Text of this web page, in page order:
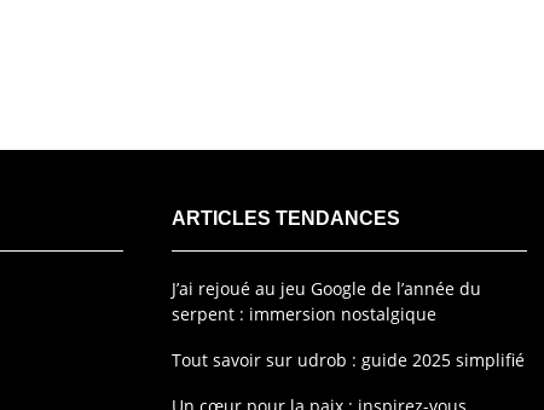
ARTICLES TENDANCES
J’ai rejoué au jeu Google de l’année du
serpent : immersion nostalgique
Tout savoir sur udrob : guide 2025 simplifié